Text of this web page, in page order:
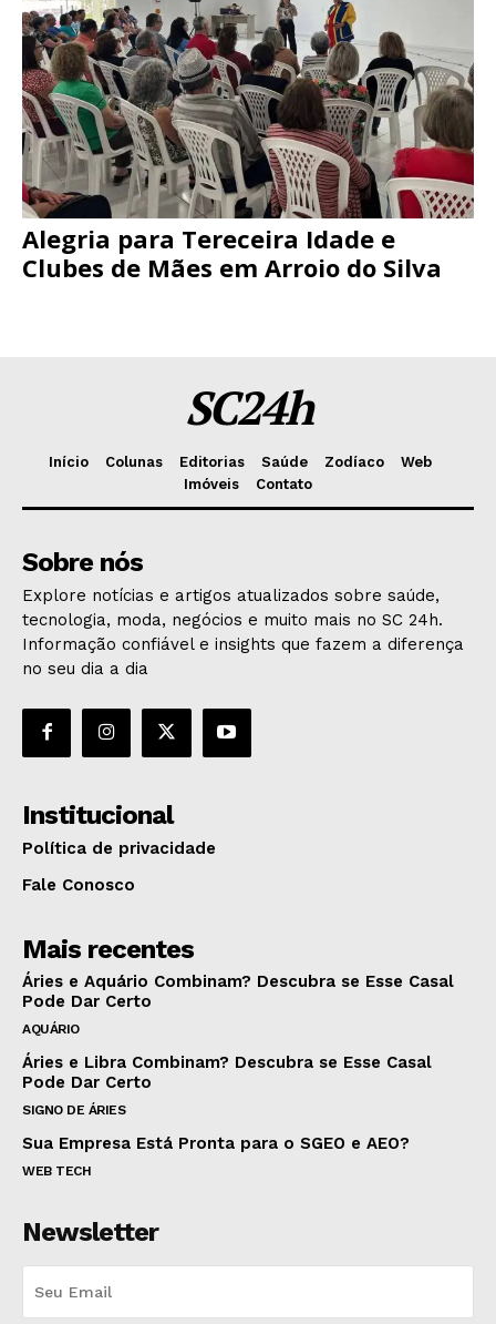
Alegria para Tereceira Idade e
Clubes de Mães em Arroio do Silva
SC24h
Início Colunas Editorias Saúde Zodíaco
Web
Imóveis
Contato
Sobre nós
Explore notícias e artigos atualizados sobre saúde,
tecnologia, moda, negócios e muito mais no SC 24h.
Informação confiável e insights que fazem a diferença
no seu dia a dia
Institucional
Política de privacidade
Fale Conosco
Mais recentes
Áries e Aquário Combinam? Descubra se Esse Casal
Pode Dar Certo
AQUÁRIO
Áries e Libra Combinam? Descubra se Esse Casal
Pode Dar Certo
SIGNO DE ÁRIES
Sua Empresa Está Pronta para o SGEO e AEO?
WEB TECH
Newsletter